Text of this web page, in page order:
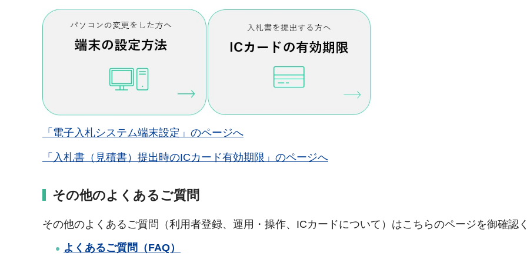
「電子入札システム端末設定」のページへ
「入札書（見積書）提出時のICカード有効期限」のページへ
その他のよくあるご質問
その他のよくあるご質問（利用者登録、運用・操作、ICカードについて）はこちらのページを御確認く
よくあるご質問（FAQ）